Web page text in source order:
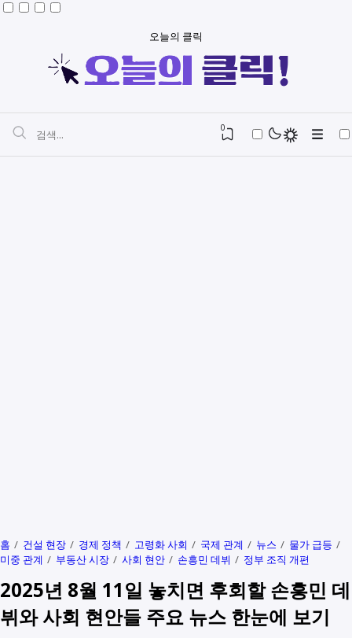
오늘의 클릭
0
홈 건설 현장 경제 정책 고령화 사회 국제 관계 뉴스
물가 급등
미중 관계
부동산 시장 사회 현안 손흥민 데뷔 정부 조직 개편
2025년 8월 11일 놓치면 후회할 손흥민 데
뷔와 사회 현안들 주요 뉴스 한눈에 보기